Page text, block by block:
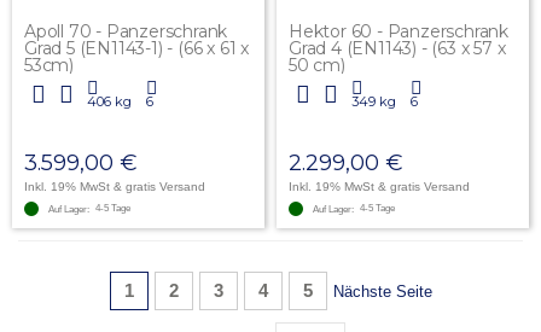
Apoll 70 - Panzerschrank
Grad 5 (EN1143-1) - (66 x 61 x
53cm)
406 kg 6
3.599,00 €
Inkl. 19% MwSt & gratis Versand
Auf Lager: 4-5 Tage
Hektor 60 - Panzerschrank
Grad 4 (EN1143) - (63 x 57 x
50 cm)
349 kg 6
2.299,00 €
Inkl. 19% MwSt & gratis Versand
Auf Lager: 4-5 Tage
SeiteSie lesen gerade Seite
1 Seite
2 Seite
3 Seite
4 Seite
5 Seite
Nächste Seite